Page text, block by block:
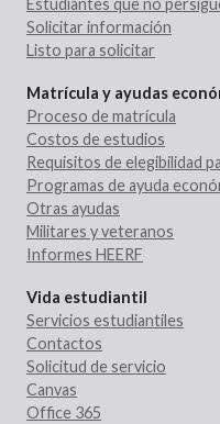
Solicitar información
Listo para solicitar
Matrícula y ayudas
Proceso de matrícula
Costos de estudios
Requisitos de elegibilidad
Programas de ayuda
Otras ayudas
Militares y veteranos
Informes HEERF
Vida estudiantil
Servicios estudiantiles
Contactos
Solicitud de servicio
Canvas
Office 365